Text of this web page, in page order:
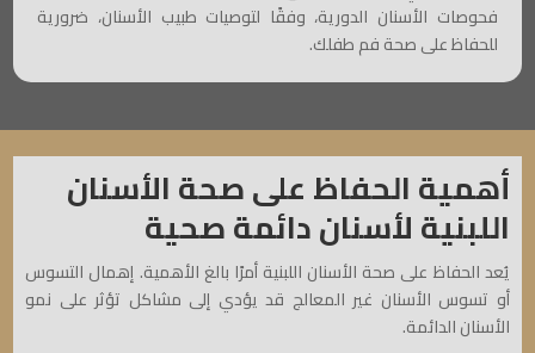
فحوصات الأسنان الدورية، وفقًا لتوصيات طبيب الأسنان، ضرورية
للحفاظ على صحة فم طفلك.
أهمية الحفاظ على صحة الأسنان
اللبنية لأسنان دائمة صحية
يُعد الحفاظ على صحة الأسنان اللبنية أمرًا بالغ الأهمية. إهمال التسوس
أو تسوس الأسنان غير المعالج قد يؤدي إلى مشاكل تؤثر على نمو
الأسنان الدائمة.